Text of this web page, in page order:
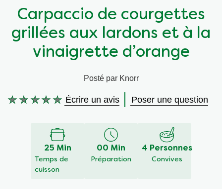
Végétarien
Ingrédients
Wraps aux légumes
Occasions
Aides culinaires
Wraps aux légumes
Snackpots
Carpaccio de courgettes
grillées aux lardons et à la
vinaigrette d’orange
Posté par Knorr
Aucune
Écrire un avis Poser une question
25 Min
Temps de
cuisson
00 Min
Préparation
4 Personnes
Convives